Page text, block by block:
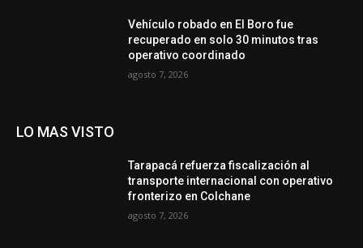
Vehículo robado en El Boro fue
recuperado en solo 30 minutos tras
operativo coordinado
agosto 7, 2026
LO MAS VISTO
Tarapacá refuerza fiscalización al
transporte internacional con operativo
fronterizo en Colchane
agosto 7, 2026